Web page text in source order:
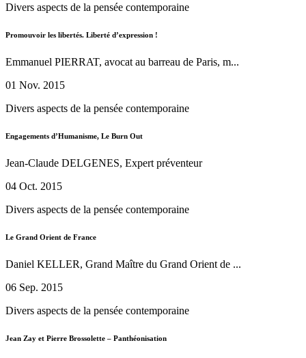
Divers aspects de la pensée contemporaine
Promouvoir les libertés. Liberté d’expression !
Emmanuel PIERRAT, avocat au barreau de Paris, m...
01 Nov. 2015
Divers aspects de la pensée contemporaine
Engagements d’Humanisme, Le Burn Out
Jean-Claude DELGENES, Expert préventeur
04 Oct. 2015
Divers aspects de la pensée contemporaine
Le Grand Orient de France
Daniel KELLER, Grand Maître du Grand Orient de ...
06 Sep. 2015
Divers aspects de la pensée contemporaine
Jean Zay et Pierre Brossolette – Panthéonisation